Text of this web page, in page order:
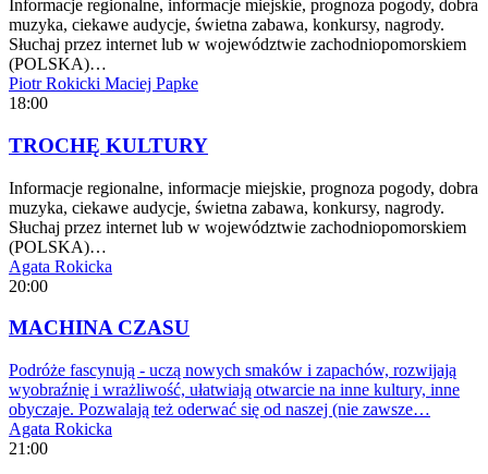
Informacje regionalne, informacje miejskie, prognoza pogody, dobra
muzyka, ciekawe audycje, świetna zabawa, konkursy, nagrody.
Słuchaj przez internet lub w województwie zachodniopomorskiem
(POLSKA)…
Piotr Rokicki Maciej Papke
18:00
TROCHĘ KULTURY
Informacje regionalne, informacje miejskie, prognoza pogody, dobra
muzyka, ciekawe audycje, świetna zabawa, konkursy, nagrody.
Słuchaj przez internet lub w województwie zachodniopomorskiem
(POLSKA)…
Agata Rokicka
20:00
MACHINA CZASU
Podróże fascynują - uczą nowych smaków i zapachów, rozwijają
wyobraźnię i wrażliwość, ułatwiają otwarcie na inne kultury, inne
obyczaje. Pozwalają też oderwać się od naszej (nie zawsze…
Agata Rokicka
21:00